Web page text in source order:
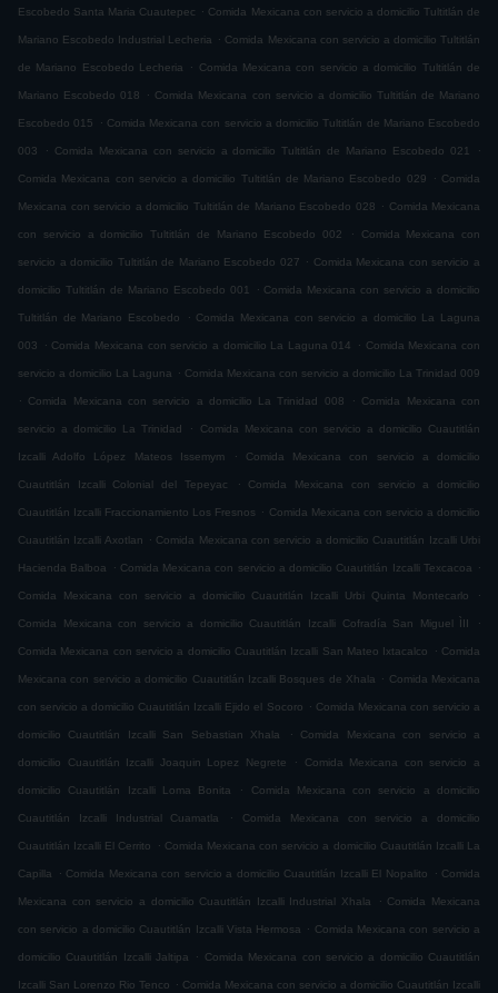
Escobedo Santa Maria Cuautepec . Comida Mexicana con servicio a domicilio Tultitlán de
Mariano Escobedo Industrial Lecheria . Comida Mexicana con servicio a domicilio Tultitlán
de Mariano Escobedo Lecheria . Comida Mexicana con servicio a domicilio Tultitlán de
Mariano Escobedo 018 . Comida Mexicana con servicio a domicilio Tultitlán de Mariano
Escobedo 015 . Comida Mexicana con servicio a domicilio Tultitlán de Mariano Escobedo
003 . Comida Mexicana con servicio a domicilio Tultitlán de Mariano Escobedo 021 .
Comida Mexicana con servicio a domicilio Tultitlán de Mariano Escobedo 029 . Comida
Mexicana con servicio a domicilio Tultitlán de Mariano Escobedo 028 . Comida Mexicana
con servicio a domicilio Tultitlán de Mariano Escobedo 002 . Comida Mexicana con
servicio a domicilio Tultitlán de Mariano Escobedo 027 . Comida Mexicana con servicio a
domicilio Tultitlán de Mariano Escobedo 001 . Comida Mexicana con servicio a domicilio
Tultitlán de Mariano Escobedo . Comida Mexicana con servicio a domicilio La Laguna
003 . Comida Mexicana con servicio a domicilio La Laguna 014 . Comida Mexicana con
servicio a domicilio La Laguna . Comida Mexicana con servicio a domicilio La Trinidad 009
.
Comida Mexicana con servicio a domicilio La Trinidad 008 . Comida Mexicana con
servicio a domicilio La Trinidad . Comida Mexicana con servicio a domicilio Cuautitlán
Izcalli Adolfo López Mateos Issemym . Comida Mexicana con servicio a domicilio
Cuautitlán Izcalli Colonial del Tepeyac . Comida Mexicana con servicio a domicilio
Cuautitlán Izcalli Fraccionamiento Los Fresnos . Comida Mexicana con servicio a domicilio
Cuautitlán Izcalli Axotlan . Comida Mexicana con servicio a domicilio Cuautitlán Izcalli Urbi
Hacienda Balboa . Comida Mexicana con servicio a domicilio Cuautitlán Izcalli Texcacoa .
Comida Mexicana con servicio a domicilio Cuautitlán Izcalli Urbi Quinta Montecarlo .
Comida Mexicana con servicio a domicilio Cuautitlán Izcalli Cofradía San Miguel ÌII .
Comida Mexicana con servicio a domicilio Cuautitlán Izcalli San Mateo Ixtacalco . Comida
Mexicana con servicio a domicilio Cuautitlán Izcalli Bosques de Xhala . Comida Mexicana
con servicio a domicilio Cuautitlán Izcalli Ejido el Socoro . Comida Mexicana con servicio a
domicilio Cuautitlán Izcalli San Sebastian Xhala . Comida Mexicana con servicio a
domicilio Cuautitlán Izcalli Joaquin Lopez Negrete . Comida Mexicana con servicio a
domicilio Cuautitlán Izcalli Loma Bonita . Comida Mexicana con servicio a domicilio
Cuautitlán Izcalli Industrial Cuamatla . Comida Mexicana con servicio a domicilio
Cuautitlán Izcalli El Cerrito . Comida Mexicana con servicio a domicilio Cuautitlán Izcalli La
Capilla . Comida Mexicana con servicio a domicilio Cuautitlán Izcalli El Nopalito . Comida
Mexicana con servicio a domicilio Cuautitlán Izcalli Industrial Xhala . Comida Mexicana
con servicio a domicilio Cuautitlán Izcalli Vista Hermosa . Comida Mexicana con servicio a
domicilio Cuautitlán Izcalli Jaltipa . Comida Mexicana con servicio a domicilio Cuautitlán
Izcalli San Lorenzo Rio Tenco . Comida Mexicana con servicio a domicilio Cuautitlán Izcalli